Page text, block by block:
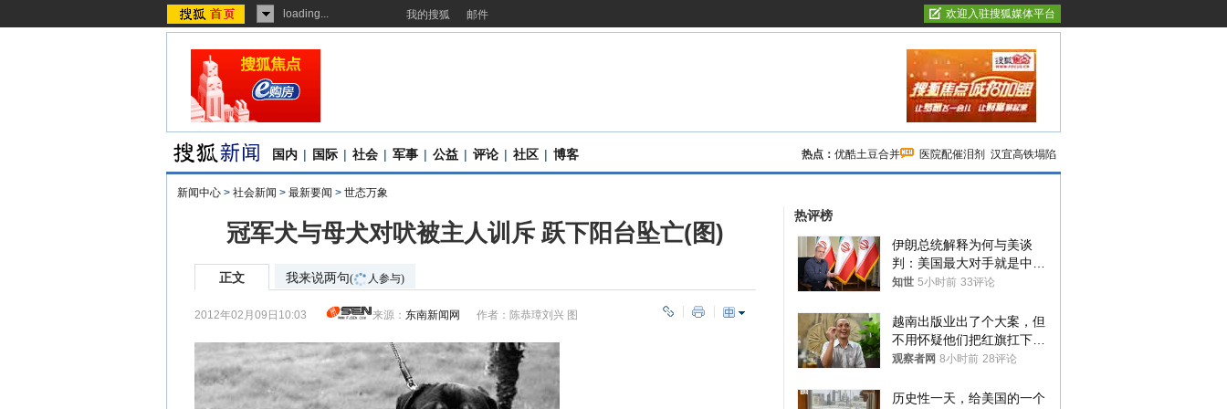
loading... 我的搜狐 邮件 欢迎入驻搜狐媒体平台
国内 | 国际 | 社会 | 军事 | 公益 | 评论 | 社区 | 博客 热点： 优酷土豆合并 医院配催泪剂 汉宜高铁塌陷
新闻中心 > 社会新闻 > 最新要闻 > 世态万象
冠军犬与母犬对吠被主人训斥 跃下阳台坠亡(图)
正文 我来说两句( 人参与)
2012年02月09日10:03 来源： 东南新闻网 作者：陈恭璋刘兴 图
热评榜
伊朗总统解释为何与美谈
判：美国最大对手就是中
国，但他们也在对话
知世 5小时前 33评论
越南出版业出了个大案，但
不用怀疑他们把红旗扛下去
的决心
观察者网 8小时前 28评论
历史性一天，给美国的一个